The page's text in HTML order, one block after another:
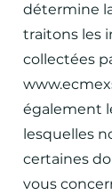
détermine
traitons les
collectées
également
lesquelles
certaines
vous